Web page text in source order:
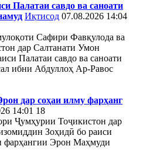
Палатаи савдо ва саноати
Иқтисод 07.08.2026 14:04
Сафири Фавқулода ва
дар Салтанати Умон
Палатаи савдо ва саноати
ибни Абдуллоҳ Ар-Равос
дар соҳаи илму фарҳанг
14:01 18
Ҷумҳурии Тоҷикистон дар
Зоҳидӣ бо раиси
фарҳангии Эрон Маҳмуди